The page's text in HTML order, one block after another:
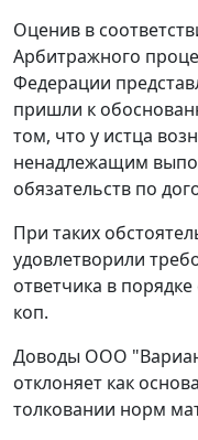
Оценив в
Арбитражного
Федерации
пришли к
том, что у истца
ненадлежащим
обязательств по
При таких
удовлетворили
ответчика в
коп.
Доводы ООО
отклоняет как
толковании норм